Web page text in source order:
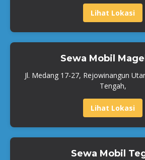
Lihat Lokasi
Sewa Mobil
Jl. Medang 17-27, Rejowinangun
Tengah,
Lihat Lokasi
Sewa Mobil